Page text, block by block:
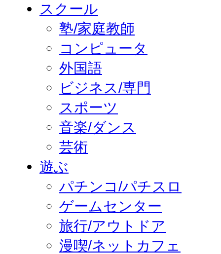
スクール
塾/家庭教師
コンピュータ
外国語
ビジネス/専門
スポーツ
音楽/ダンス
芸術
遊ぶ
パチンコ/パチスロ
ゲームセンター
旅行/アウトドア
漫喫/ネットカフェ